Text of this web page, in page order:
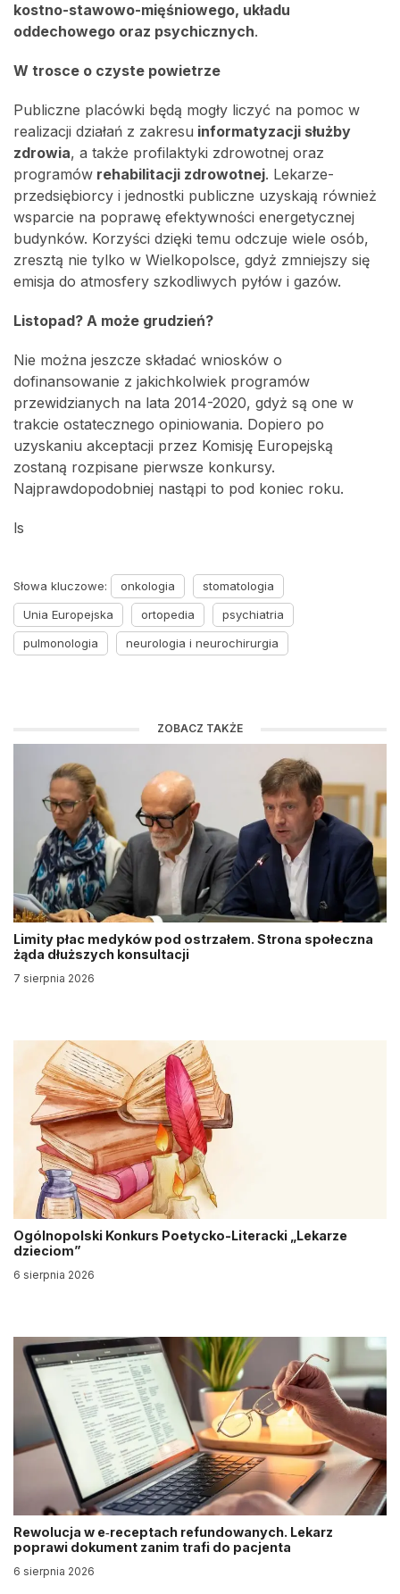
kostno-stawowo-mięśniowego, układu
oddechowego oraz psychicznych.
W trosce o czyste powietrze
Publiczne placówki będą mogły liczyć na pomoc w
realizacji działań z zakresu informatyzacji służby
zdrowia, a także profilaktyki zdrowotnej oraz
programów rehabilitacji zdrowotnej. Lekarze-
przedsiębiorcy i jednostki publiczne uzyskają również
wsparcie na poprawę efektywności energetycznej
budynków. Korzyści dzięki temu odczuje wiele osób,
zresztą nie tylko w Wielkopolsce, gdyż zmniejszy się
emisja do atmosfery szkodliwych pyłów i gazów.
Listopad? A może grudzień?
Nie można jeszcze składać wniosków o
dofinansowanie z jakichkolwiek programów
przewidzianych na lata 2014-2020, gdyż są one w
trakcie ostatecznego opiniowania. Dopiero po
uzyskaniu akceptacji przez Komisję Europejską
zostaną rozpisane pierwsze konkursy.
Najprawdopodobniej nastąpi to pod koniec roku.
ls
Słowa kluczowe: onkologia
stomatologia
Unia Europejska
ortopedia
psychiatria
pulmonologia
neurologia i neurochirurgia
ZOBACZ TAKŻE
Limity płac medyków pod ostrzałem. Strona społeczna
żąda dłuższych konsultacji
7 sierpnia 2026
Ogólnopolski Konkurs Poetycko-Literacki „Lekarze
dzieciom”
6 sierpnia 2026
Rewolucja w e‑receptach refundowanych. Lekarz
poprawi dokument zanim trafi do pacjenta
6 sierpnia 2026